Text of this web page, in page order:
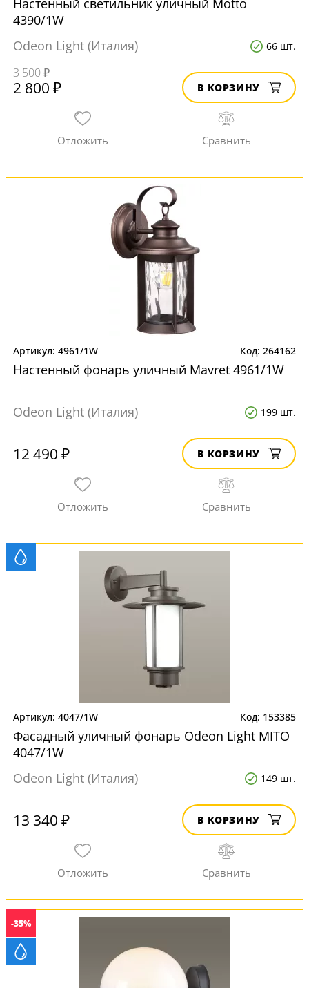
Настенный светильник уличный Motto
4390/1W
Odeon Light (Италия)
66 шт.
3 500 ₽
2 800 ₽ В КОРЗИНУ
4961/1W 264162
Настенный фонарь уличный Mavret 4961/1W
Odeon Light (Италия) 199 шт.
12 490 ₽ В КОРЗИНУ
4047/1W 153385
Фасадный уличный фонарь Odeon Light MITO
4047/1W
Odeon Light (Италия)
149 шт.
13 340 ₽ В КОРЗИНУ
-35%